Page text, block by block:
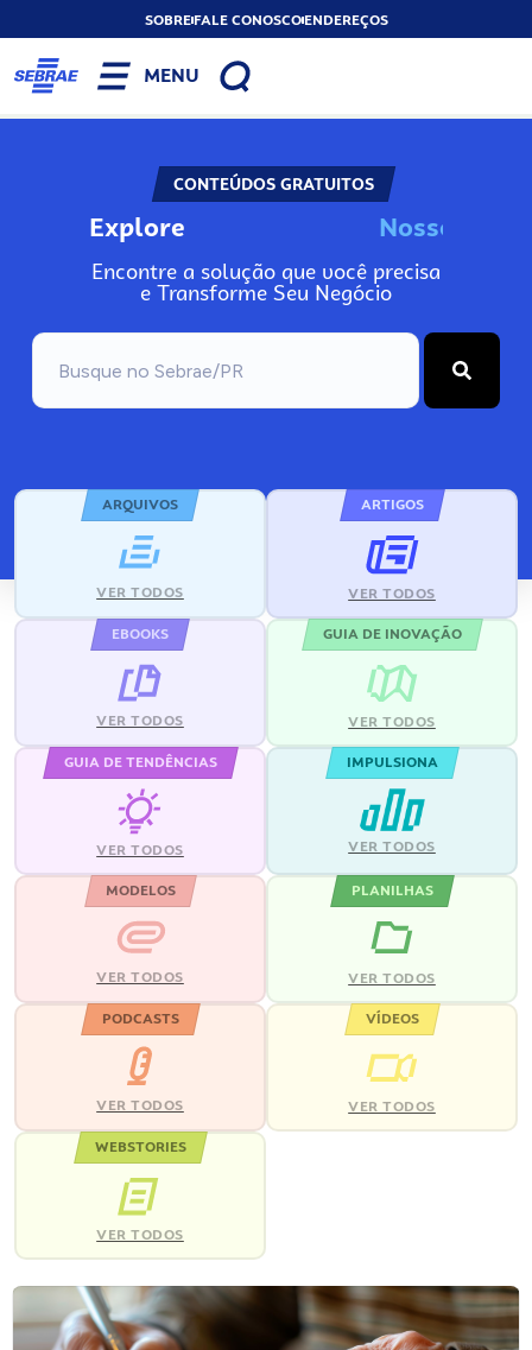
SOBREFALE CONOSCOENDEREÇOS
MENU
CONTEÚDOS GRATUITOS
Explore Nosso
Encontre a solução que você precisa
e Transforme Seu Negócio
ARQUIVOS
VER TODOS
ARTIGOS
VER TODOS
EBOOKS
VER TODOS
GUIA DE INOVAÇÃO
VER TODOS
GUIA DE TENDÊNCIAS
VER TODOS
IMPULSIONA
VER TODOS
MODELOS
VER TODOS
PLANILHAS
VER TODOS
PODCASTS
VER TODOS
VÍDEOS
VER TODOS
WEBSTORIES
VER TODOS